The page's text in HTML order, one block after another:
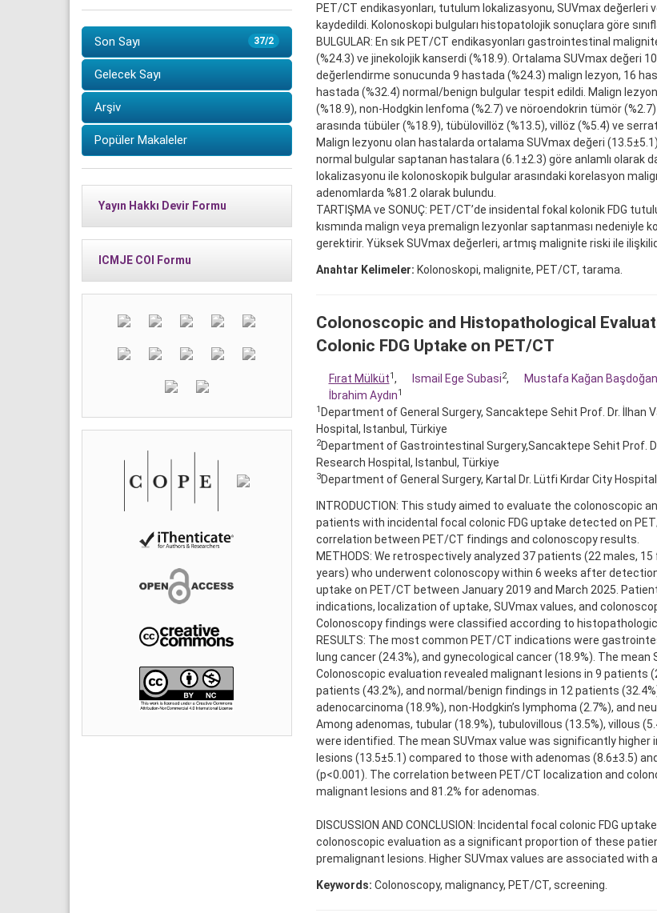
37/2
Son Sayı
Gelecek Sayı
Arşiv
Popüler Makaleler
Yayın Hakkı Devir Formu
ICMJE COI Formu
PET/CT endikasyonları, tutulum lokalizasyonu, SUVmax değerleri
kaydedildi. Kolonoskopi bulguları histopatolojik sonuçlara göre
BULGULAR: En sık PET/CT endikasyonları gastrointestinal
(%24.3) ve jinekolojik kanserdi (%18.9). Ortalama SUVmax değeri
değerlendirme sonucunda 9 hastada (%24.3) malign lezyon, 16
hastada (%32.4) normal/benign bulgular tespit edildi. Malign
(%18.9), non-Hodgkin lenfoma (%2.7) ve nöroendokrin tümör
arasında tübüler (%18.9), tübülovillöz (%13.5), villöz (%5.4) ve
Malign lezyonu olan hastalarda ortalama SUVmax değeri
normal bulgular saptanan hastalara (6.1±2.3) göre anlamlı olarak
lokalizasyonu ile kolonoskopik bulgular arasındaki korelasyon
adenomlarda %81.2 olarak bulundu.
TARTIŞMA ve SONUÇ: PET/CT’de insidental fokal kolonik FDG
kısmında malign veya premalign lezyonlar saptanması nedeniyle
gerektirir. Yüksek SUVmax değerleri, artmış malignite riski ile
Anahtar Kelimeler: Kolonoskopi, malignite, PET/CT, tarama.
Colonoscopic and Histopathological
Colonic FDG Uptake on PET/CT
Fırat Mülküt1, Ismail Ege Subasi2, Mustafa Kağan Başdoğan
İbrahim Aydın1
1 Department of General Surgery, Sancaktepe Sehit Prof. Dr. İlhan
Hospital, Istanbul, Türkiye
2Department of Gastrointestinal Surgery,Sancaktepe Sehit Prof.
Research Hospital, Istanbul, Türkiye
3Department of General Surgery, Kartal Dr. Lütfi Kırdar City
INTRODUCTION: This study aimed to evaluate the colonoscopic
patients with incidental focal colonic FDG uptake detected on
correlation between PET/CT findings and colonoscopy results.
METHODS: We retrospectively analyzed 37 patients (22 males,
years) who underwent colonoscopy within 6 weeks after
uptake on PET/CT between January 2019 and March 2025.
indications, localization of uptake, SUVmax values, and
Colonoscopy findings were classified according to
RESULTS: The most common PET/CT indications were
lung cancer (24.3%), and gynecological cancer (18.9%). The mean
Colonoscopic evaluation revealed malignant lesions in 9 patients
patients (43.2%), and normal/benign findings in 12 patients
adenocarcinoma (18.9%), non-Hodgkin’s lymphoma (2.7%), and
Among adenomas, tubular (18.9%), tubulovillous (13.5%), villous
were identified. The mean SUVmax value was significantly
lesions (13.5±5.1) compared to those with adenomas (8.6±3.5)
(p<0.001). The correlation between PET/CT localization and
malignant lesions and 81.2% for adenomas.
DISCUSSION AND CONCLUSION: Incidental focal colonic FDG
colonoscopic evaluation as a significant proportion of these
premalignant lesions. Higher SUVmax values are associated with
Keywords: Colonoscopy, malignancy, PET/CT, screening.